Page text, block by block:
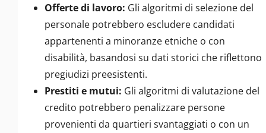
Offerte di lavoro: Gli algoritmi di selezione del
personale potrebbero escludere candidati
appartenenti a minoranze etniche o con
disabilità, basandosi su dati storici che riflettono
pregiudizi preesistenti.
Prestiti e mutui: Gli algoritmi di valutazione del
credito potrebbero penalizzare persone
provenienti da quartieri svantaggiati o con un